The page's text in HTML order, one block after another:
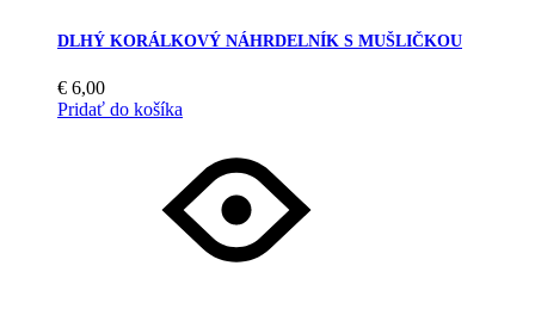
DLHÝ KORÁLKOVÝ NÁHRDELNÍK S MUŠLIČKOU
€ 6,00
Pridať do košíka